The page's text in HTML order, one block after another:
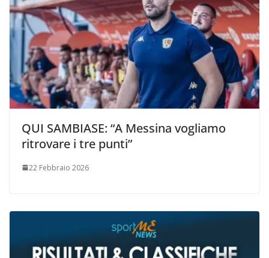
QUI SAMBIASE: “A Messina vogliamo
ritrovare i tre punti”
22 Febbraio 2026